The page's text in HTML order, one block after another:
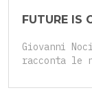
FUTURE IS
Giovanni
racconta le